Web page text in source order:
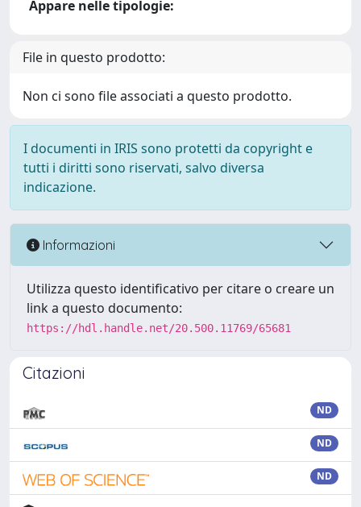
Appare nelle tipologie:
File in questo prodotto:
Non ci sono file associati a questo prodotto.
I documenti in IRIS sono protetti da copyright e
tutti i diritti sono riservati, salvo diversa
indicazione.
Informazioni
Utilizza questo identificativo per citare o creare un
link a questo documento:
https://hdl.handle.net/20.500.11769/65681
Citazioni
ND
ND
ND